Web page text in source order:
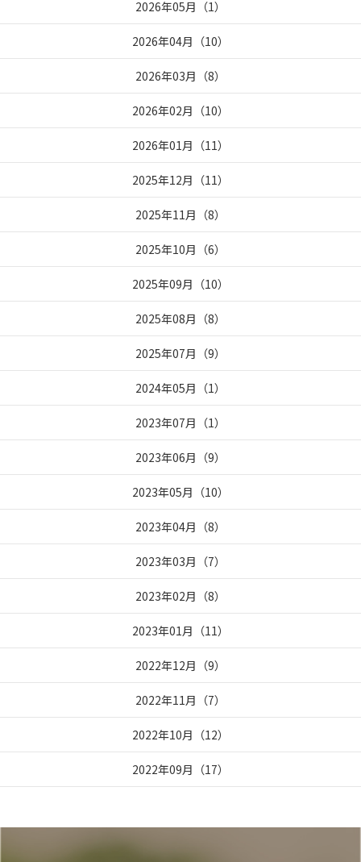
2026年05月 （1）
2026年04月 （10）
2026年03月 （8）
2026年02月 （10）
2026年01月 （11）
2025年12月 （11）
2025年11月 （8）
2025年10月 （6）
2025年09月 （10）
2025年08月 （8）
2025年07月 （9）
2024年05月 （1）
2023年07月 （1）
2023年06月 （9）
2023年05月 （10）
2023年04月 （8）
2023年03月 （7）
2023年02月 （8）
2023年01月 （11）
2022年12月 （9）
2022年11月 （7）
2022年10月 （12）
2022年09月 （17）